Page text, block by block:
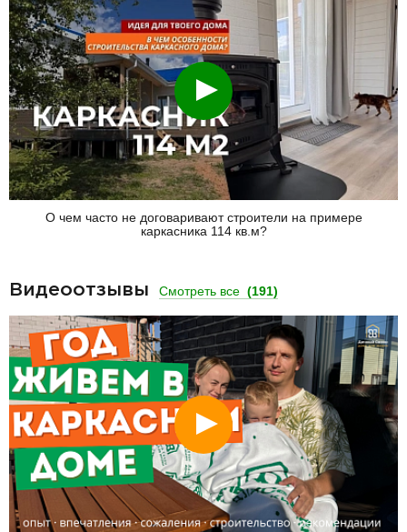
Смотреть
О чем часто не договаривают строители на примере
каркасника 114 кв.м?
Видеоотзывы Смотреть все (191)
Смотреть